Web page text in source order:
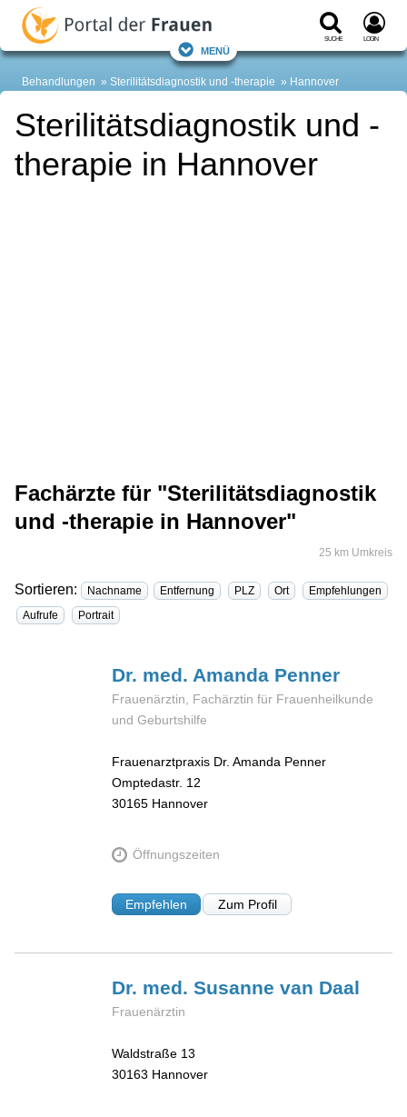
Suche Login
Menü
Behandlungen Sterilitätsdiagnostik und -therapie Hannover
Sterilitätsdiagnostik und -
therapie in Hannover
Fachärzte für "Sterilitätsdiagnostik
und -therapie in Hannover"
25 km Umkreis
Sortieren: Nachname Entfernung PLZ Ort
Empfehlungen
Aufrufe
Portrait
Dr. med. Amanda Penner
Frauenärztin, Fachärztin für Frauenheilkunde
und Geburtshilfe
Frauenarztpraxis Dr. Amanda Penner
Omptedastr. 12
30165 Hannover
Öffnungszeiten
Empfehlen Zum Profil
Dr. med. Susannevan Daal
Frauenärztin
Waldstraße 13
30163 Hannover